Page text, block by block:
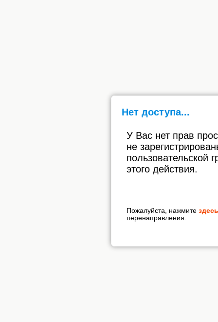
Нет доступа...
У Вас нет прав
не
пользовательской
этого действия.
Пожалуйста, нажмите здесь
перенаправления.